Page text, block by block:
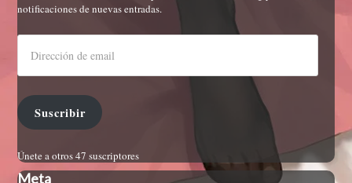
notificaciones de nuevas entradas.
Suscribir
Únete a otros 47 suscriptores
Meta